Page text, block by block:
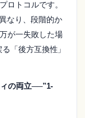
ロトコルです。
なり、段階的か
が一失敗した場
「後方互換性」
の両立──”1-